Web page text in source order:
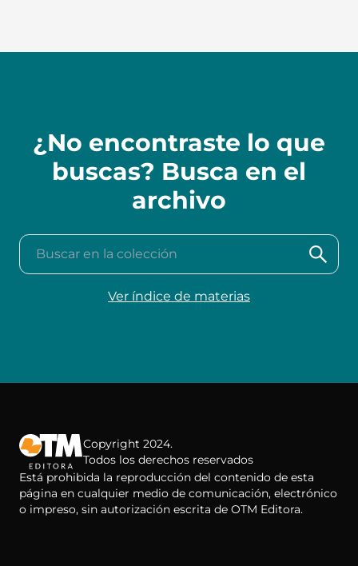
¿No encontraste lo que
buscas? Busca en el
archivo
Buscar en la colección
Ver índice de materias
Copyright 2024.
Todos los derechos reservados
Está prohibida la reproducción del contenido de esta
página en cualquier medio de comunicación, electrónico
o impreso, sin autorización escrita de OTM Editora.